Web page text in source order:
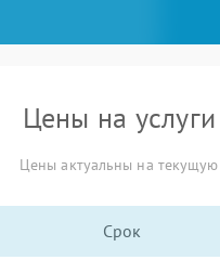
Цены на
Цены актуальны на
Срок